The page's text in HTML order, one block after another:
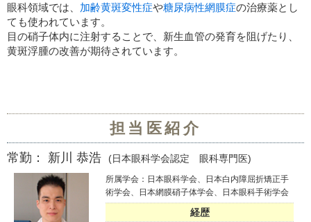
眼科領域では、 加齢黄斑変性症や糖尿病性網膜症の治療薬とし
ても使われています。
目の硝子体内に注射することで、新生血管の発育を阻げたり、
黄斑浮腫の改善が期待されています。
担当医紹介
常勤： 新川 恭浩 (日本眼科学会認定 眼科専門医)
所属学会：日本眼科学会、日本白内障屈折矯正手
術学会、日本網膜硝子体学会、日本眼科手術学会
経歴